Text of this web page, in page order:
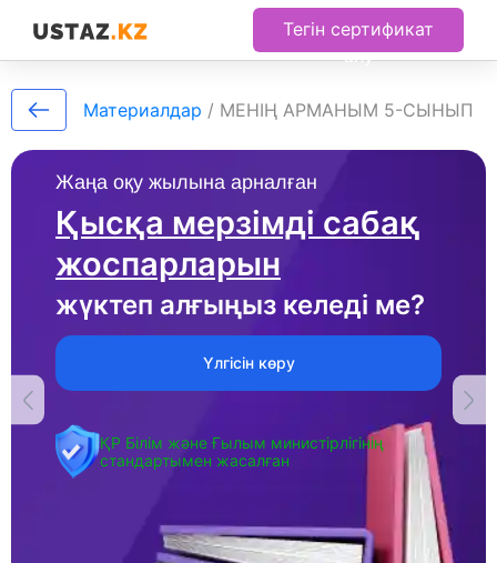
Тегін сертификат
алу
Жаңа оқу жылына арналған
Қысқа мерзімді сабақ
жоспарларын
жүктеп алғыңыз келеді ме?
Үлгісін көру
ҚР Білім және Ғылым министірлігінің
стандартымен жасалған
Материалдар / МЕНІҢ АРМАНЫМ 5-СЫНЫП